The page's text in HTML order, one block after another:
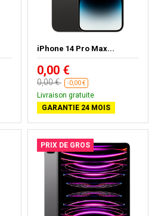
iPhone 14 Pro Max...
0,00 €
0,00 € -0,00 €
Livraison gratuite
GARANTIE 24 MOIS
PRIX DE GROS